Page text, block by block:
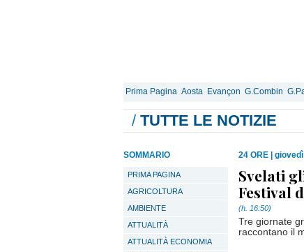
Prima Pagina Aosta Evançon G.Combin
/ TUTTE LE NOTIZIE
SOMMARIO
PRIMA PAGINA
AGRICOLTURA
AMBIENTE
ATTUALITÀ
ATTUALITÀ ECONOMIA
24 ORE
Svelati
Festival
(h. 16:50)
Tre giornate
raccontano il